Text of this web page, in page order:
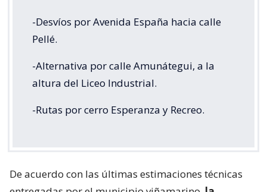
-Desvíos por Avenida España hacia calle
Pellé.
-Alternativa por calle Amunátegui, a la
altura del Liceo Industrial.
-Rutas por cerro Esperanza y Recreo.
De acuerdo con las últimas estimaciones técnicas